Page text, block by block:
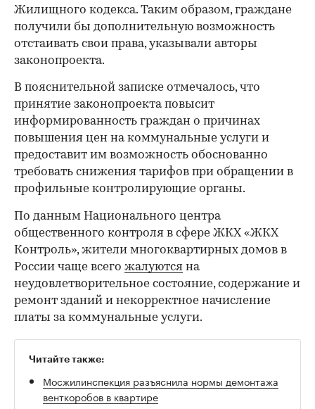
Жилищного кодекса. Таким образом, граждане
получили бы дополнительную возможность
отстаивать свои права, указывали авторы
законопроекта.
В пояснительной записке отмечалось, что
принятие законопроекта повысит
информированность граждан о причинах
повышения цен на коммунальные услуги и
предоставит им возможность обоснованно
требовать снижения тарифов при обращении в
профильные контролирующие органы.
По данным Национального центра
общественного контроля в сфере ЖКХ «ЖКХ
Контроль», жители многоквартирных домов в
России чаще всего жалуются на
неудовлетворительное состояние, содержание и
ремонт зданий и некорректное начисление
платы за коммунальные услуги.
Читайте также:
Мосжилинспекция разъяснила нормы демонтажа
венткоробов в квартире